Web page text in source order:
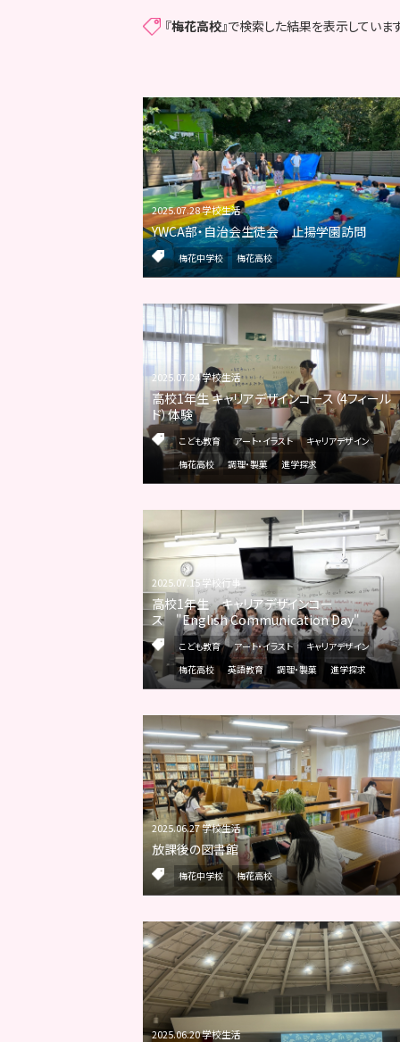
『梅花高校』で検索した結果を表示していま
2025.07.28 学校生活
YWCA部・自治会生徒会 止揚学園訪問
梅花中学校 梅花高校
2025.07.24 学校生活
高校1年生 キャリアデザインコース（4フィール
ド）体験
こども教育 アート・イラスト
キャリアデザイン
梅花高校
調理・製菓 進学探求
2025.07.15 学校行事
高校1年生 キャリアデザインコー
ス "English Communication Day"
こども教育 アート・イラスト
キャリアデザイン
梅花高校
英語教育 調理・製菓 進学探求
2025.06.27 学校生活
放課後の図書館
梅花中学校 梅花高校
2025.06.20 学校生活